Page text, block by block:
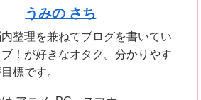
うみの さち
整理を兼ねてブログを書いてい
！が好きなオタク。分かりやす
標です。